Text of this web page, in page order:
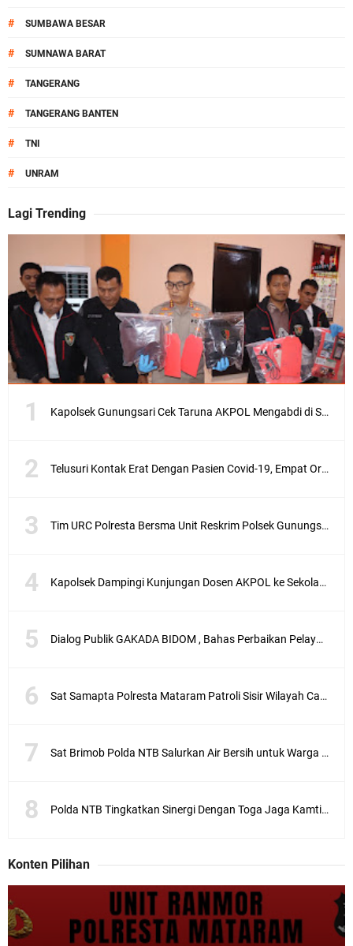
# SUMBAWA BESAR
# SUMNAWA BARAT
# TANGERANG
# TANGERANG BANTEN
# TNI
# UNRAM
Lagi Trending
Kapolsek Gunungsari Cek Taruna AKPOL Mengabdi di SRD 4
Telusuri Kontak Erat Dengan Pasien Covid-19, Empat Orang di Desa Kedaro Sekotong Dirapid
Tim URC Polresta Bersma Unit Reskrim Polsek Gunungsari Tangkap Pelaku Curanmor
Kapolsek Dampingi Kunjungan Dosen AKPOL ke Sekolah Rakyat Gunungsari
Dialog Publik GAKADA BIDOM , Bahas Perbaikan Pelayanan Medis di NTB
Sat Samapta Polresta Mataram Patroli Sisir Wilayah Cakranegara
Sat Brimob Polda NTB Salurkan Air Bersih untuk Warga Terdampak Kekeringan
Polda NTB Tingkatkan Sinergi Dengan Toga Jaga Kamtibmas
Konten Pilihan